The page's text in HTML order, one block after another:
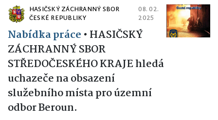
HASIČSKÝ ZÁCHRANNÝ SBOR
ČESKÉ REPUBLIKY
08. 02.
2025
Nabídka práce • HASIČSKÝ
ZÁCHRANNÝ SBOR
STŘEDOČESKÉHO KRAJE hledá
uchazeče na obsazení
služebního místa pro územní
odbor Beroun.